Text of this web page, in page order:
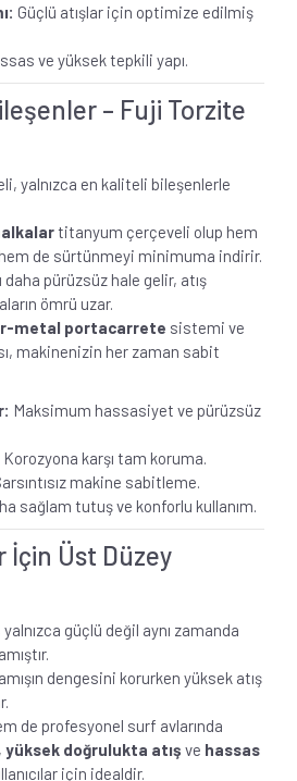
Güçlü atışlar için optimize edilmiş
ve yüksek tepkili yapı.
– Fuji Torzite
yalnızca en kaliteli bileşenlerle
titanyum çerçeveli olup hem
hem de sürtünmeyi minimuma indirir.
daha pürüzsüz hale gelir, atış
ömrü uzar.
metal portacarrete sistemi ve
makinenizin her zaman sabit
Maksimum hassasiyet ve pürüzsüz
Korozyona karşı tam koruma.
makine sabitleme.
sağlam tutuş ve konforlu kullanım.
İçin Üst Düzey
güçlü değil aynı zamanda
dengesini korurken yüksek atış
de profesyonel surf avlarında
yüksek doğrulukta atış ve hassas
için idealdir.